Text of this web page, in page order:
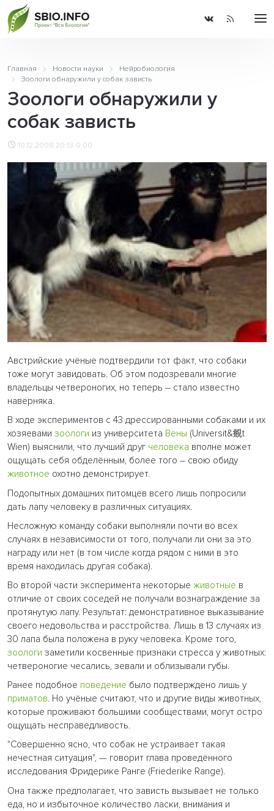
Главная Новости науки
Нейробиология
Зоологи обнаружили у собак зависть
Зоологи обнаружили у
собак зависть
10.12.2008 20:13 0.00
Австрийские учёные подтвердили тот факт, что собаки
тоже могут завидовать. Об этом подозревали многие
владельцы четвероногих, но теперь – стало известно
наверняка.
В ходе экспериментов с 43 дрессированными собаками и их
хозяевами зоологи из университета Вены (Universit&覜t
Wien) выяснили, что лучший друг человека вполне может
ощущать себя обделённым, более того – свою обиду
животное охотно демонстрирует.
Подопытных домашних питомцев всего лишь попросили
дать лапу человеку в различных ситуациях.
Несложную команду собаки выполняли почти во всех
случаях в независимости от того, получали ли они за это
награду или нет (в том числе когда рядом с ними в это
время находилась другая собака).
Во второй части эксперимента некоторые животные в
отличие от своих соседей не получали вознаграждение за
протянутую лапу. Результат: демонстративное выказывание
своего недовольства и расстройства. Лишь в 13 случаях из
30 лапа была положена в руку человека. Кроме того,
зоологи заметили косвенные признаки стресса у животных:
четвероногие чесались, зевали и облизывали губы.
Ранее подобное поведение было подтверждено лишь у
приматов. Но учёные считают, что и другие виды животных,
которые проживают большими сообществами, могут остро
ощущать несправедливость.
"Совершенно ясно, что собак не устраивает такая
нечестная ситуация", — говорит глава проведённого
исследования Фридерике Ранге (Friederike Range).
Она также предполагает, что зависть вызывает не только
еда, но и избыточное количество ласки, внимания и